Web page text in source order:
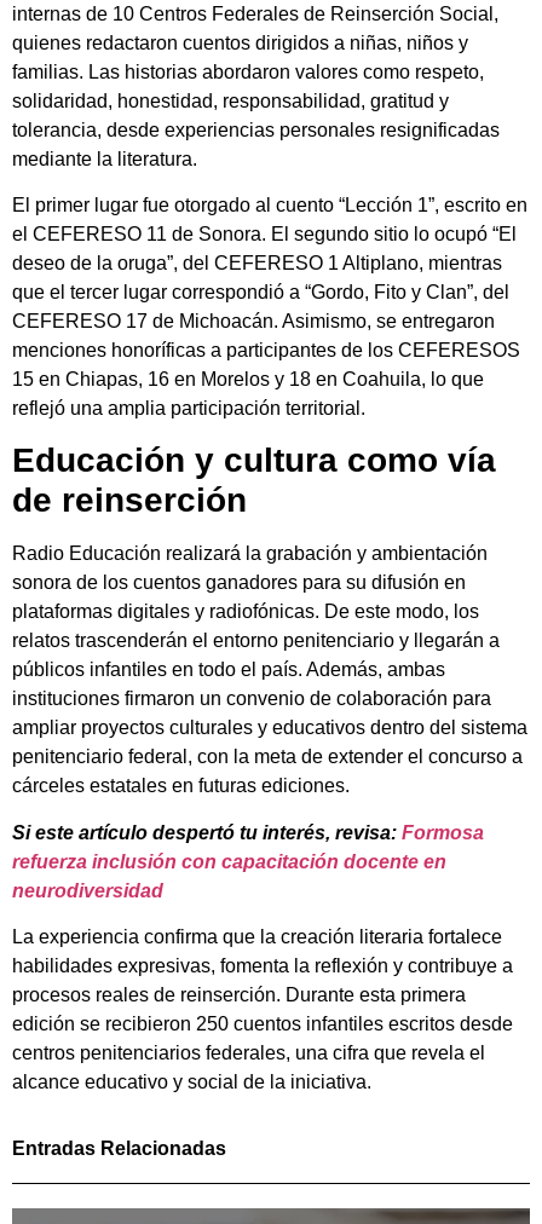
internas de 10 Centros Federales de Reinserción Social,
quienes redactaron cuentos dirigidos a niñas, niños y
familias. Las historias abordaron valores como respeto,
solidaridad, honestidad, responsabilidad, gratitud y
tolerancia, desde experiencias personales resignificadas
mediante la literatura.
El primer lugar fue otorgado al cuento “Lección 1”, escrito en
el CEFERESO 11 de Sonora. El segundo sitio lo ocupó “El
deseo de la oruga”, del CEFERESO 1 Altiplano, mientras
que el tercer lugar correspondió a “Gordo, Fito y Clan”, del
CEFERESO 17 de Michoacán. Asimismo, se entregaron
menciones honoríficas a participantes de los CEFERESOS
15 en Chiapas, 16 en Morelos y 18 en Coahuila, lo que
reflejó una amplia participación territorial.
Educación y cultura como vía
de reinserción
Radio Educación realizará la grabación y ambientación
sonora de los cuentos ganadores para su difusión en
plataformas digitales y radiofónicas. De este modo, los
relatos trascenderán el entorno penitenciario y llegarán a
públicos infantiles en todo el país. Además, ambas
instituciones firmaron un convenio de colaboración para
ampliar proyectos culturales y educativos dentro del sistema
penitenciario federal, con la meta de extender el concurso a
cárceles estatales en futuras ediciones.
Si este artículo despertó tu interés, revisa: Formosa
refuerza inclusión con capacitación docente en
neurodiversidad
La experiencia confirma que la creación literaria fortalece
habilidades expresivas, fomenta la reflexión y contribuye a
procesos reales de reinserción. Durante esta primera
edición se recibieron 250 cuentos infantiles escritos desde
centros penitenciarios federales, una cifra que revela el
alcance educativo y social de la iniciativa.
Entradas Relacionadas